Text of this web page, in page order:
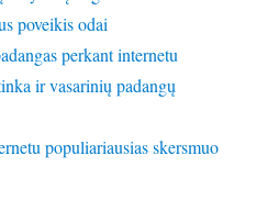
poveikis odai
perkant internetu
ir vasarinių padangų
populiariausias skersmuo